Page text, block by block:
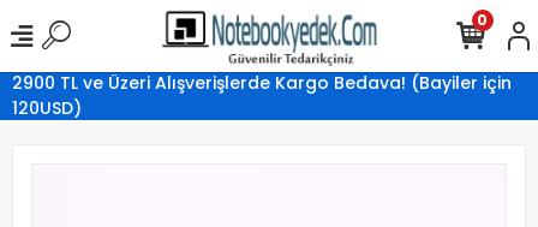
2900 TL ve Üzeri Alışverişlerde Kargo Bedava! (Bayiler için
120USD)
0